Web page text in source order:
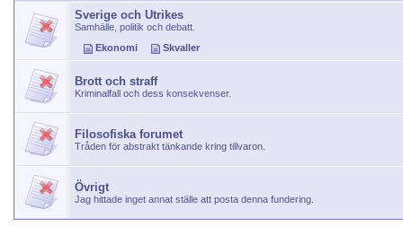
Sverige och Utrikes
Samhälle, politik och debatt.
Ekonomi
Skvaller
Brott och straff
Kriminalfall och dess konsekvenser.
Filosofiska forumet
Tråden för abstrakt tänkande kring tillvaron.
Övrigt
Jag hittade inget annat ställe att posta denna fundering.